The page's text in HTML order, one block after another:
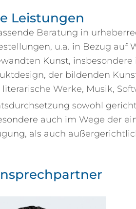
Leistungen
Beratung in
u.a. in Bezug auf
Kunst, insbesondere
der bildenden
literarische Werke, Musik,
sowohl
auch im Wege der
als auch